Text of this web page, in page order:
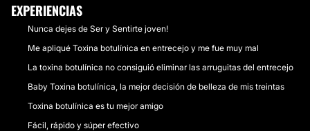
EXPERIENCIAS
Nunca dejes de Ser y Sentirte joven!
Me apliqué Toxina botulínica en entrecejo y me fue muy mal
La toxina botulínica no consiguió eliminar las arruguitas del entrecejo
Baby Toxina botulínica, la mejor decisión de belleza de mis treintas
Toxina botulínica es tu mejor amigo
Fácil, rápido y súper efectivo